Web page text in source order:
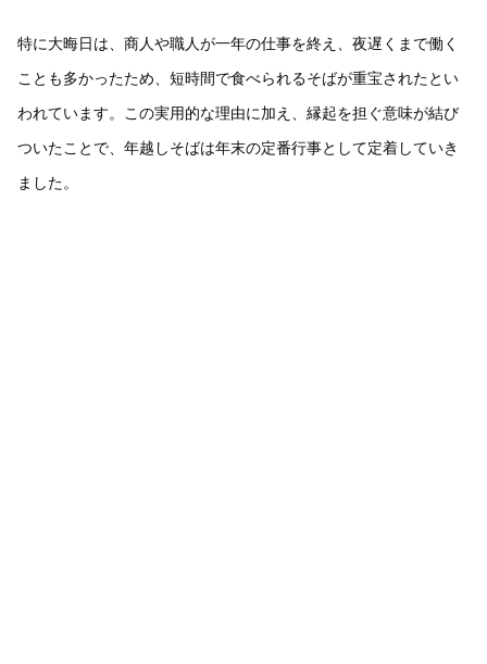
特に大晦日は、商人や職人が一年の仕事を終え、夜遅くまで働く
ことも多かったため、短時間で食べられるそばが重宝されたとい
われています。この実用的な理由に加え、縁起を担ぐ意味が結び
ついたことで、年越しそばは年末の定番行事として定着していき
ました。